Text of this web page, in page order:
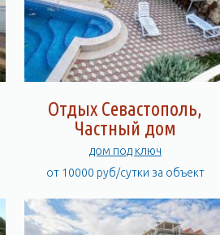
Отдых Севастополь,
Частный дом
дом под ключ
от 10000 руб/сутки за объект